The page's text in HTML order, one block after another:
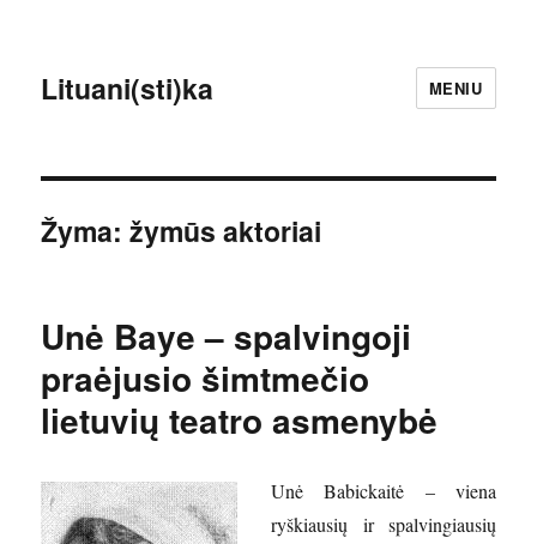
Lituani(sti)ka MENIU
Žyma:žymūs aktoriai
Unė Baye – spalvingoji
praėjusio šimtmečio
lietuvių teatro asmenybė
Unė Babickaitė – viena
ryškiausių ir spalvingiausių